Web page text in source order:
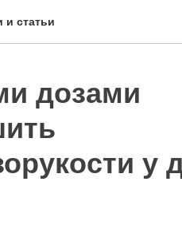
и статьи
дозами
у